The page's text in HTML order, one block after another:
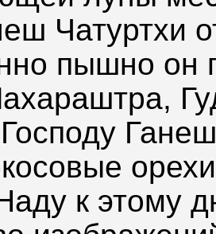
Чатуртхи
пышно он
к этому